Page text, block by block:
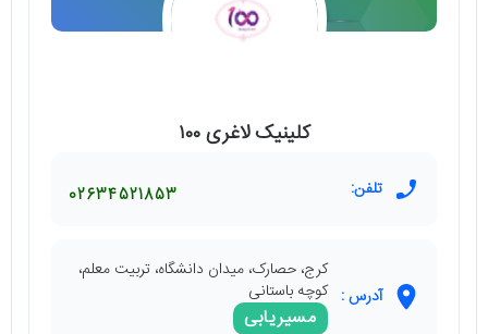
کلینیک لاغری ۱۰۰
تلفن: 02634521853
آدرس :
کرج، حصارک، میدان دانشگاه، تربیت معلم،
کوچه باستانی
مسیریابی